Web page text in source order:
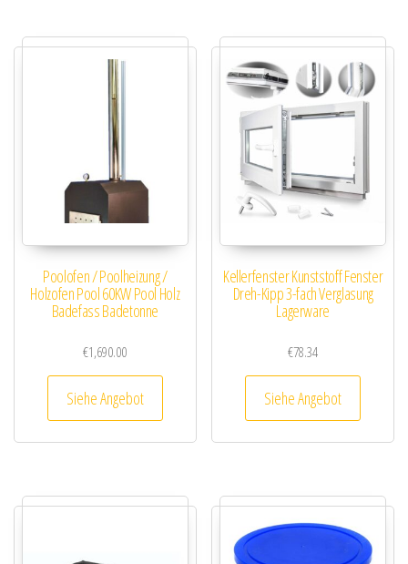
Poolofen / Poolheizung /
Holzofen Pool 60KW Pool Holz
Badefass Badetonne
€1,690.00
Siehe Angebot
Kellerfenster Kunststoff Fenster
Dreh-Kipp 3-fach Verglasung
Lagerware
€78.34
Siehe Angebot